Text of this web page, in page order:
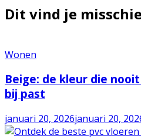
Dit vind je
Wonen
Beige: de kleur die
bij past
januari 20, 2026januari 20,